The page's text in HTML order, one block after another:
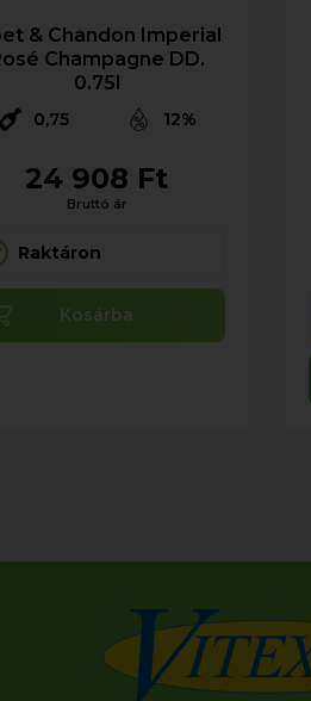
& Chandon Imperial
Champagne DD.
0.75l
0,75 12%
24 908 Ft
Bruttó ár
Raktáron
Kosárba